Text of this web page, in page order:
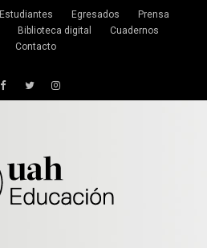
Estudiantes Egresados
Prensa
Biblioteca digital
Cuadernos
Contacto
FacebookTwitterInstagram